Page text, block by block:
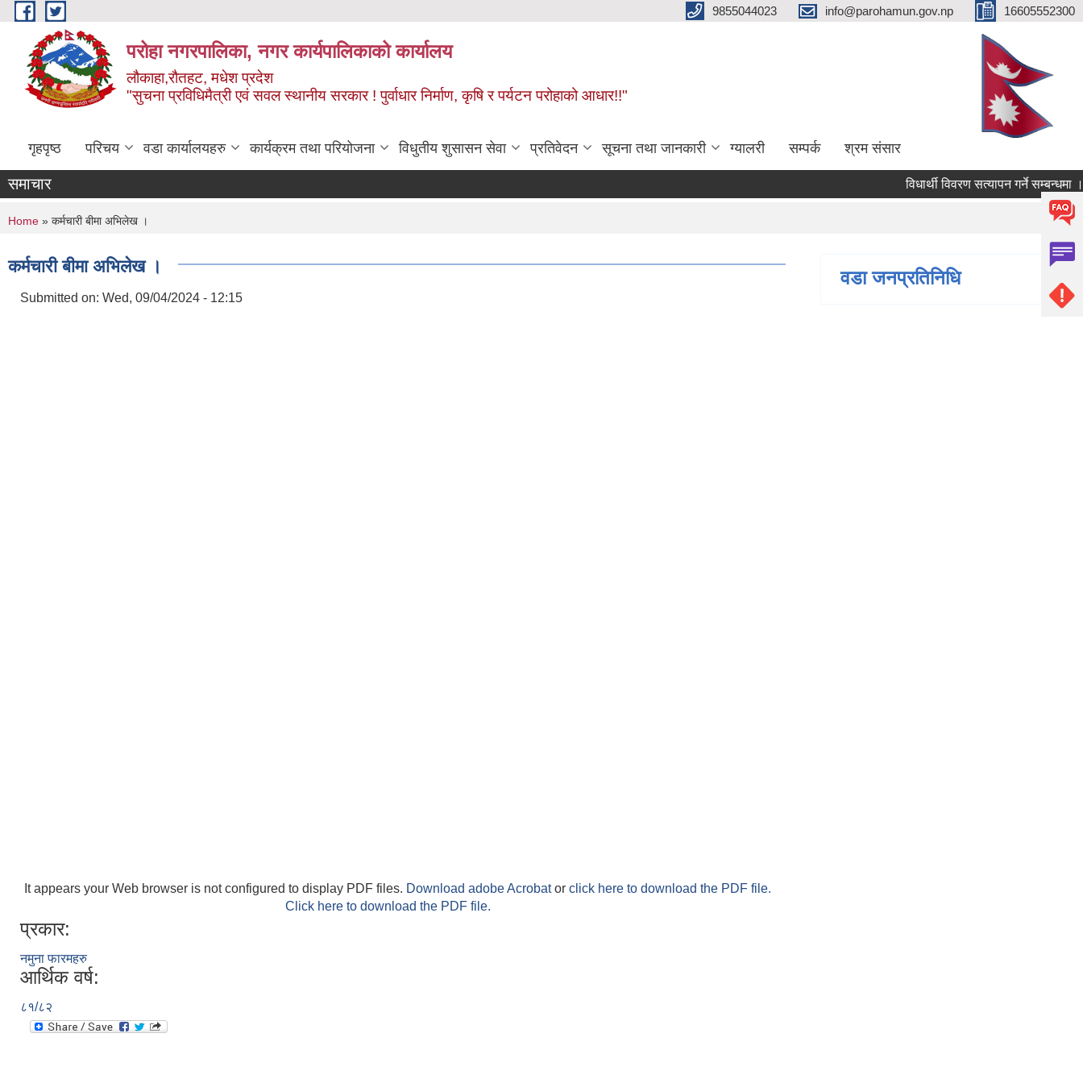
Skip to main content 9855044023 info@parohamun.gov.np 16605552300
परोहा नगरपालिका, नगर कार्यपालिकाको कार्यालय
लौकाहा,रौतहट, मधेश प्रदेश
"सुचना प्रविधिमैत्री एवं सवल स्थानीय सरकार ! पुर्वाधार निर्माण, कृषि र पर्यटन परोहाको आधार!!"
गृहपृष्ठ परिचय वडा कार्यालयहरु कार्यक्रम तथा परियोजना विधुतीय शुसासन सेवा प्रतिवेदन सूचना तथा जानकारी ग्यालरी सम्पर्क श्रम संसार
समाचार विधार्थी विवरण सत्यापन गर्ने सम्बन्धमा ।
You are here
Home » कर्मचारी बीमा अभिलेख ।
कर्मचारी बीमा अभिलेख ।
Submitted on: Wed, 09/04/2024 - 12:15
It appears your Web browser is not configured to display PDF files. Download adobe Acrobator click here to download the PDF file.
Click here to download the PDF file.
प्रकार:
नमुना फारमहरु
आर्थिक वर्ष:
८१/८२
वडा जनप्रतिनिधि